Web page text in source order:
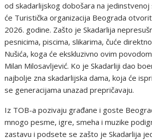
od skadarlijskog dobošara na
će Turistička organizacija Beograda
2026. godine. Zašto je Skadarlija
pesnicima, piscima, slikarima, čuće
Nušića, koga će ekskluzivno ovim
Milan Milosavljević. Ko je Skadarliji dao
najbolje zna skadarlijska dama, koja će
se generacijama unazad prepričavaju.
Iz TOB-a pozivaju građane i goste
mnogo pesme, igre, smeha i muzike
zastavu i podsete se zašto je Skadarlija